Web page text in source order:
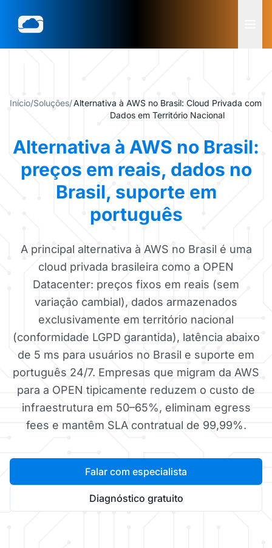
Início/Soluções/Alternativa à AWS no Brasil: Cloud Privada com
Dados em Território Nacional
Alternativa à AWS no Brasil:
preços em reais, dados no
Brasil, suporte em
português
A principal alternativa à AWS no Brasil é uma
cloud privada brasileira como a OPEN
Datacenter: preços fixos em reais (sem
variação cambial), dados armazenados
exclusivamente em território nacional
(conformidade LGPD garantida), latência abaixo
de 5 ms para usuários no Brasil e suporte em
português 24/7. Empresas que migram da AWS
para a OPEN tipicamente reduzem o custo de
infraestrutura em 50–65%, eliminam egress
fees e mantêm SLA contratual de 99,99%.
Falar com especialista
Diagnóstico gratuito